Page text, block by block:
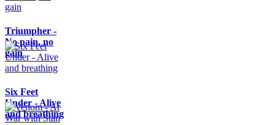
Triumpher -
No pain, no
gain
Six Feet
Under - Alive
and breathing